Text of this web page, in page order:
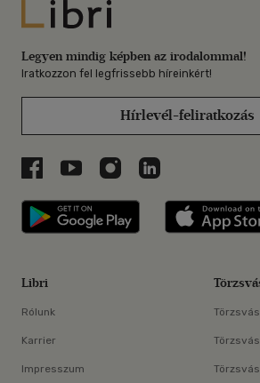
Libri
Legyen mindig képben az irodalommal!
Iratkozzon fel legfrissebb híreinkért!
Hírlevél-feliratkozás
Libri a Facebookon
Libri a Youtube-on
Libri az Instagramon
Libri a
Libri applikáció
Libri
Rólunk
Karrier
Impresszum